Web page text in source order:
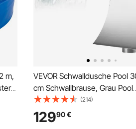
m,
VEVOR Schwalldusche Pool
cm Schwallbrause, Grau Pool
Wasserschwall, Edelstahl
Poolfontäne, Gartenteich
Brunnen, Konstanter
(214)
12990€